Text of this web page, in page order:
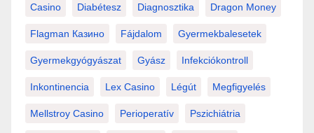
Casino Diabétesz Diagnosztika Dragon Money
Flagman Казино Fájdalom Gyermekbalesetek
Gyermekgyógyászat Gyász Infekciókontroll
Inkontinencia Lex Casino Légút Megfigyelés
Mellstroy Casino Perioperatív Pszichiátria